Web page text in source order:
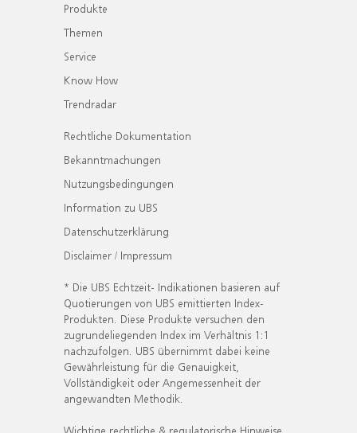
Produkte
Themen
Service
Know How
Trendradar
Rechtliche Dokumentation
Bekanntmachungen
Nutzungsbedingungen
Information zu UBS
Datenschutzerklärung
Disclaimer / Impressum
* Die UBS Echtzeit- Indikationen basieren auf
Quotierungen von UBS emittierten Index-
Produkten. Diese Produkte versuchen den
zugrundeliegenden Index im Verhältnis 1:1
nachzufolgen. UBS übernimmt dabei keine
Gewährleistung für die Genauigkeit,
Vollständigkeit oder Angemessenheit der
angewandten Methodik.